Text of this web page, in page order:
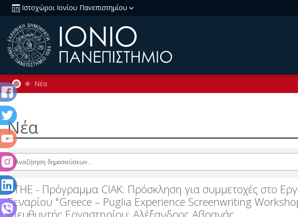
Ιστοχώροι Ιονίου Πανεπιστημίου
Νέα
Νέα
TTHE - Πρόγραμμα CIAK: Πρόσκληση για συμμετοχές στο
Σεναρίου "Greece – Puglia Experience Screenwriting
Διευθυντής Εργαστηρίου: Αλέξανδρος Αβρανάς